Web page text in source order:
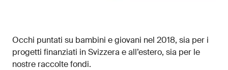
Occhi puntati su bambini e giovani nel 2018, sia per i
progetti finanziati in Svizzera e all’estero, sia per le
nostre raccolte fondi.